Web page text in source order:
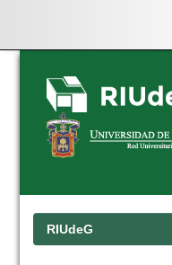
Skip
navigation
RIUdeG